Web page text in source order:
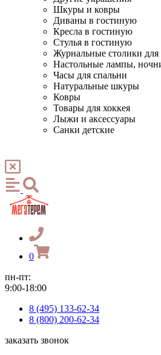
Шкуры и ковры
Диваны в гостиную
Кресла в гостиную
Стулья в гостиную
Журнальные столики для
Настольные лампы,
Часы для спальни
Натуральные шкуры
Ковры
Товары для хоккея
Лыжи и аксессуары
Санки детские
0
пн-пт:
9:00-18:00
8 (495) 133-62-34
8 (800) 200-62-34
заказать звонок